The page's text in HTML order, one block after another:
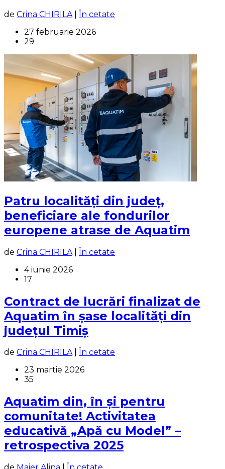
de Crina CHIRILA| În cetate
27 februarie 2026
29
Patru localități din județ,
beneficiare ale fondurilor
europene atrase de Aquatim
de Crina CHIRILA
În cetate
4 iunie 2026
17
Contract de lucrări finalizat de
Aquatim în șase localități din
județul Timiș
de Crina CHIRILA|
În cetate
23 martie 2026
35
Aquatim din, în și pentru
comunitate! Activitatea
educativă „Apă cu Model” –
retrospectiva 2025